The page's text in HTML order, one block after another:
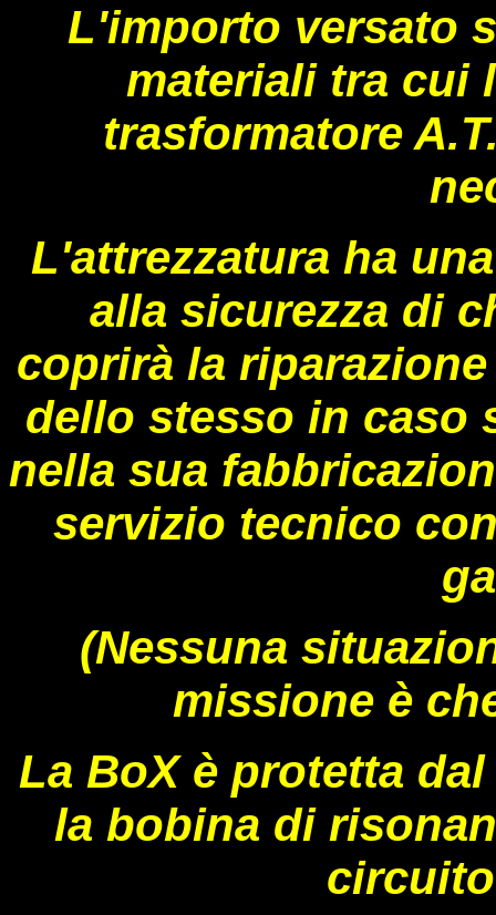
L'importo versato
materiali tra cui
trasformatore
L'attrezzatura ha
alla sicurezza di
coprirà la
dello stesso in caso
nella sua
servizio tecnico
(Nessuna
missione è
La BoX è protetta
la bobina di